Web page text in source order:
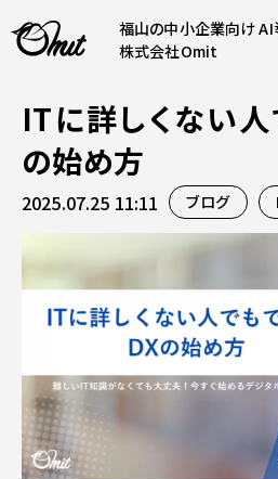
福山の中小企業向け AI
株式会社Omit
SERVICE
事業内容
AI導入支援
ホームページ制作
コンテンツ
課題解決
料金表
企業案内
会社概要
採用情報
PRODUCTS
運営サービス
ITに詳しくない
の始め方
2025.07.25 11:11 ブログ